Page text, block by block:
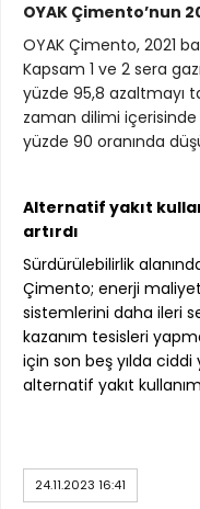
OYAK Çimento’nun
OYAK Çimento, 2021
Kapsam 1 ve 2 sera
yüzde 95,8 azaltmayı
zaman dilimi içerisinde
yüzde 90 oranında
Alternatif yakıt
artırdı
Sürdürülebilirlik
Çimento; enerji
sistemlerini daha ileri
kazanım tesisleri
için son beş yılda ciddi
alternatif yakıt
24.11.2023 16:41